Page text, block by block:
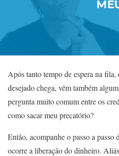
Após tanto tempo de espera na
desejado chega, vêm também
pergunta muito comum entre os
como sacar meu precatório?
Então, acompanhe o passo a passo
ocorre a liberação do dinheiro.